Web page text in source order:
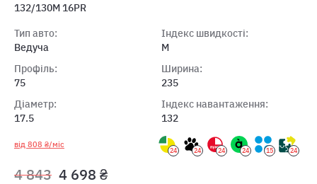
132/130M 16PR
Тип авто:
Ведуча
Профіль:
75
Діаметр:
17.5
Індекс швидкості:
M
Ширина:
235
Індекс навантаження:
132
від 808 ₴/міс
24 24 24 24 15 24
4 843 4 698 ₴